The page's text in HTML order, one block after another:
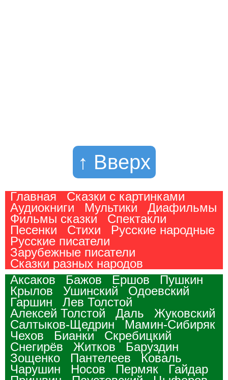
↑ Вверх
Главная
Сказки с картинками
Аудиокниги
Мультики
Диафильмы
Фильмы сказки
Спектакли
Песенки
Стихи
Русские народные
Русские писатели
Зарубежные писатели
Сказки разных народов
Аксаков
Бажов Ершов
Пушкин
Крылов
Ушинский
Одоевский
Гаршин
Лев Толстой
Алексей Толстой
Даль
Жуковский
Салтыков-Щедрин
Мамин-Сибиряк
Чехов
Бианки
Скребицкий
Снегирёв
Житков
Баруздин
Зощенко
Пантелеев
Коваль
Чарушин
Носов Пермяк
Гайдар